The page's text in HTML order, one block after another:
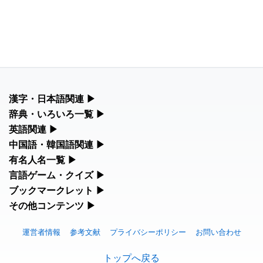
漢字・日本語関連 ▶
漢字の読み方検索、手書き入力、書き順練習など、日本語学習に
人名漢字辞典 - 読み方検索
漢字の書き方・書き順 書き取り練習帳
辞典・いろいろ一覧 ▶
部首・画数別の漢字一覧、熟語辞典、地名・駅名検索など、各種
リファレンスツールです。
画数別なまえ漢字一覧
英語関連 ▶
カタカナ語・略語の意味検索、発音記号、リスニング練習など英
カタカナ語の意味・発音・類語辞典
英単語リスニングテスト
イメージ化する英単語の覚え方
中国語・韓国語関連 ▶
中国語のピンイン変換、韓国語の手書き入力など、アジア言語学
手書き中国語入力 変換ツール
有名人名一覧 ▶
海外セレブやスポーツ選手の名前の読み方・発音を確認できま
海外有名人の苗字・名前一覧と発音 🔊
プレミアリーグ選手名一覧
WEリーグ選手名一覧
言語ゲーム・クイズ ▶
四字熟語パズルや漢字クイズなど、楽しみながら学べるゲームで
ブックマークレット ▶
ブラウザに登録して、どのサイトからでも漢字や英語を検索でき
漢字読み方検索ブックマークレット
その他コンテンツ ▶
す。
絵文字の意味と使い方
運営者情報 参考文献 プライバシーポリシー お問い合わせ
トップへ戻る